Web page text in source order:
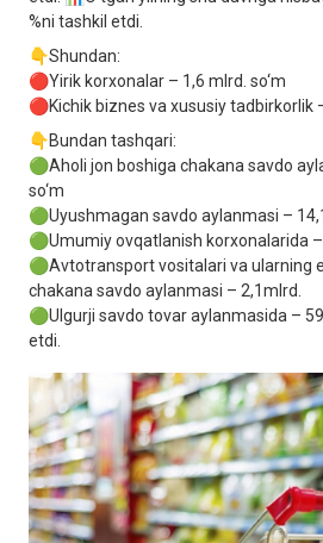
%ni tashkil etdi.
👇Shundan:
🔴Yirik korxonalar – 1,6 mlrd. so‘m
🔴Kichik biznes va xususiy tadbirkorlik
👇Bundan tashqari:
🟢Aholi jon boshiga chakana savdo
so‘m
🟢Uyushmagan savdo aylanmasi –
🟢Umumiy ovqatlanish korxonalarida –
🟢Avtotransport vositalari va ularning
chakana savdo aylanmasi – 2,1mlrd.
🟢Ulgurji savdo tovar aylanmasida –
etdi.